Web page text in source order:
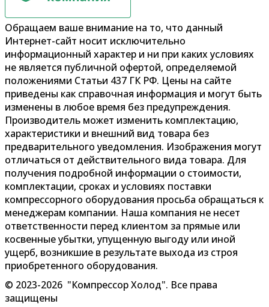
Обращаем ваше внимание на то, что данный
Интернет-сайт носит исключительно
информационный характер и ни при каких условиях
не является публичной офертой, определяемой
положениями Статьи 437 ГК РФ. Цены на сайте
приведены как справочная информация и могут быть
изменены в любое время без предупреждения.
Производитель может изменить комплектацию,
характеристики и внешний вид товара без
предварительного уведомления. Изображения могут
отличаться от действительного вида товара. Для
получения подробной информации о стоимости,
комплектации, сроках и условиях поставки
компрессорного оборудования просьба обращаться к
менеджерам компании. Наша компания не несет
ответственности перед клиентом за прямые или
косвенные убытки, упущенную выгоду или иной
ущерб, возникшие в результате выхода из строя
приобретенного оборудования.
© 2023-2026 "Компрессор Холод". Все права
защищены